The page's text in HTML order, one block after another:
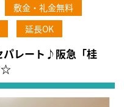
敷金・礼金無料
延長OK
レート♪阪急「桂
☆